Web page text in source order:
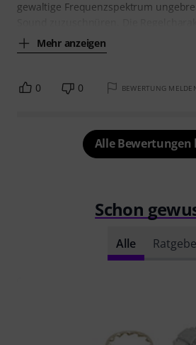
gewaltige Frequenzspektrum
Mehr anzeigen
0 0 BEWERTUNG
Alle Bewertungen
Schon
Alle